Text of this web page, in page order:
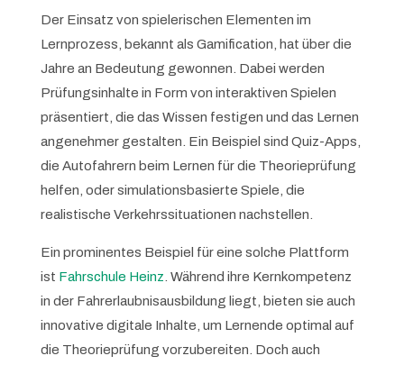
Der Einsatz von spielerischen Elementen im
Lernprozess, bekannt als Gamification, hat über die
Jahre an Bedeutung gewonnen. Dabei werden
Prüfungsinhalte in Form von interaktiven Spielen
präsentiert, die das Wissen festigen und das Lernen
angenehmer gestalten. Ein Beispiel sind Quiz-Apps,
die Autofahrern beim Lernen für die Theorieprüfung
helfen, oder simulationsbasierte Spiele, die
realistische Verkehrssituationen nachstellen.
Ein prominentes Beispiel für eine solche Plattform
ist Fahrschule Heinz . Während ihre Kernkompetenz
in der Fahrerlaubnisausbildung liegt, bieten sie auch
innovative digitale Inhalte, um Lernende optimal auf
die Theorieprüfung vorzubereiten. Doch auch